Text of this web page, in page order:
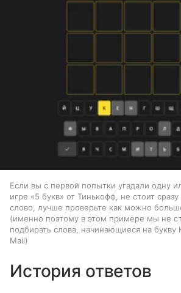
Если вы с первой попытки угадали одну
игре «5 букв» от Тинькофф, не стоит сразу
слово, лучше проверьте как можно
(именно поэтому в этом примере мы не
подбирать слова, начинающиеся на букву
Mail
История ответов